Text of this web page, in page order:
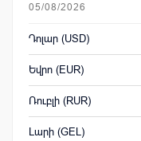
05/08/2026
Դոլար (USD)
Եվրո (EUR)
Ռուբլի (RUR)
Լարի (GEL)